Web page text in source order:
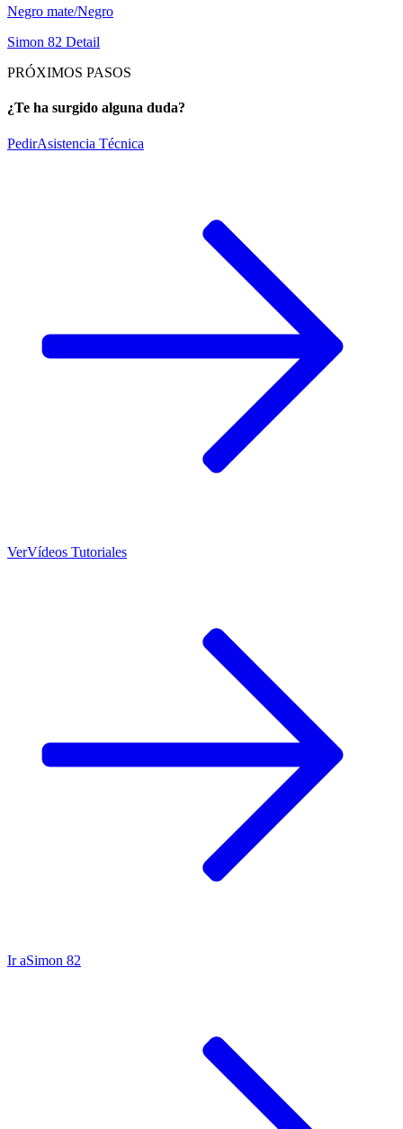
Negro mate/Negro
Simon 82 Detail
PRÓXIMOS PASOS
¿Te ha surgido alguna duda?
PedirAsistencia Técnica
VerVídeos Tutoriales
Ir aSimon 82